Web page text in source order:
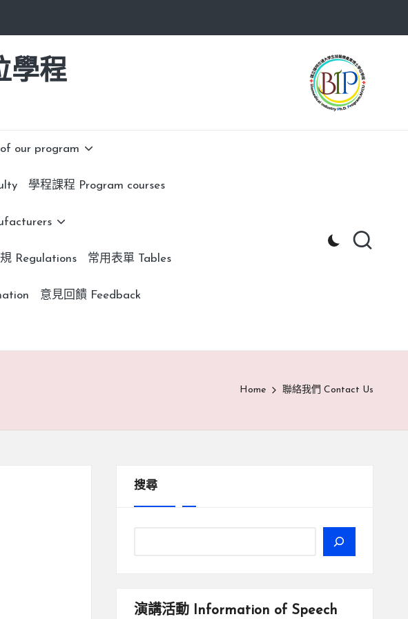
學程
our program
學程課程 Program courses
Regulations 常用表單 Tables
意見回饋 Feedback
Home 聯絡我們 Contact Us
搜尋
演講活動Information of Speech